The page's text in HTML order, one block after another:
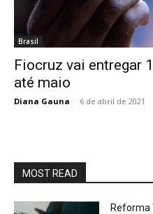
Brasil
Fiocruz vai entregar
até maio
Diana Gauna - 6 de abril de 2021
MOST READ
Reforma